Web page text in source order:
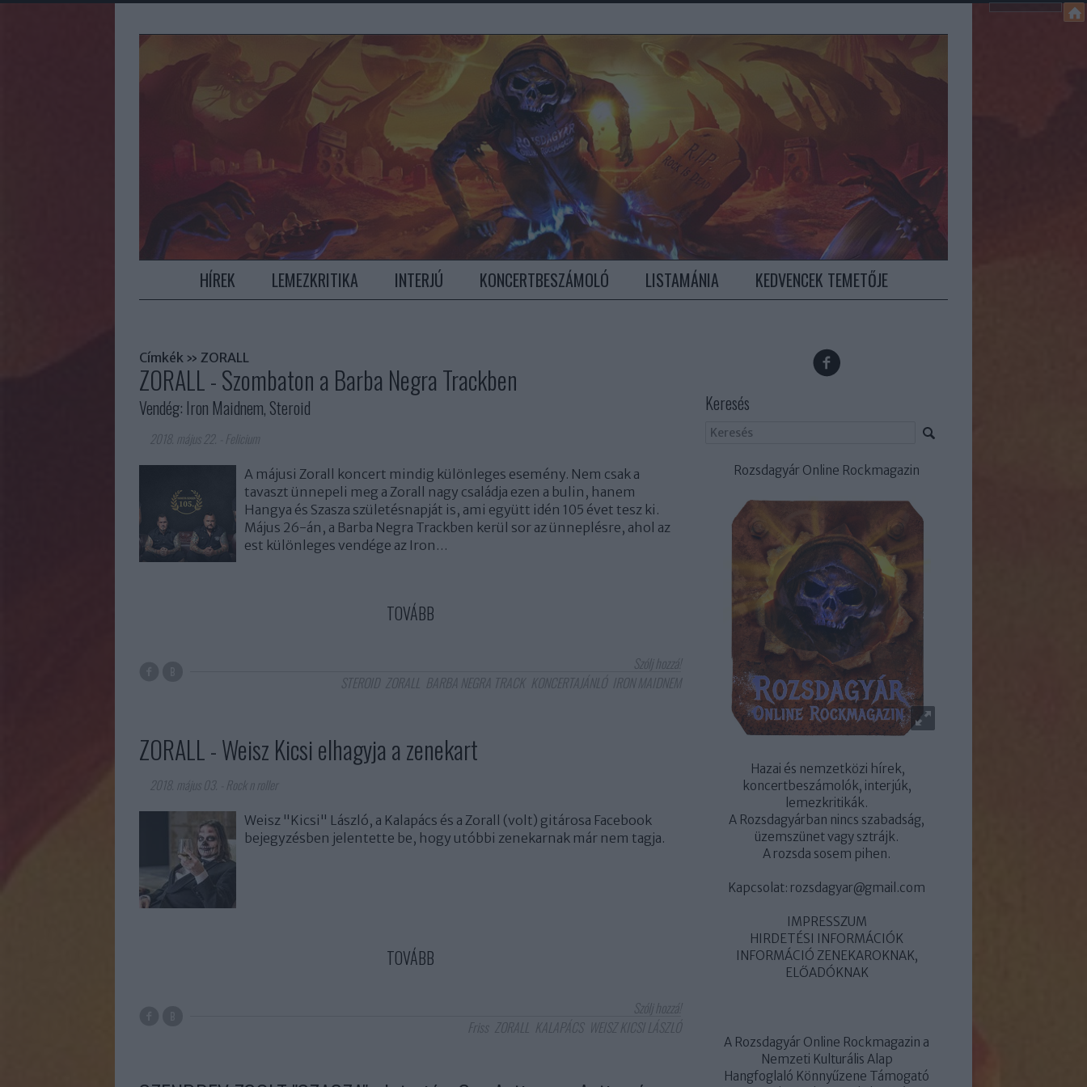
HÍREK LEMEZKRITIKA INTERJÚ KONCERTBESZÁMOLÓ LISTAMÁNIA KEDVENCEK TEMETŐJE
Címkék » ZORALL
ZORALL - Szombaton a Barba Negra Trackben
Vendég: Iron Maidnem, Steroid
2018. május 22. Felicium
A májusi Zorall koncert mindig különleges esemény. Nem csak a
tavaszt ünnepeli meg a Zorall nagy családja ezen a bulin, hanem
Hangya és Szasza születésnapját is, ami együtt idén 105 évet tesz ki.
Május 26-án, a Barba Negra Trackben kerül sor az ünneplésre, ahol az
est különleges vendége az Iron…
TOVÁBB
Szólj hozzá!
STEROID ZORALL BARBA NEGRA TRACK KONCERTAJÁNLÓ IRON MAIDNEM
ZORALL - Weisz Kicsi elhagyja a zenekart
2018. május 03. Rock n roller
Weisz "Kicsi" László, a Kalapács és a Zorall (volt) gitárosa Facebook
bejegyzésben jelentette be, hogy utóbbi zenekarnak már nem tagja.
TOVÁBB
Szólj hozzá!
Friss ZORALL KALAPÁCS WEISZ KICSI LÁSZLÓ
Keresés
Rozsdagyár Online Rockmagazin
Hazai és nemzetközi hírek,
koncertbeszámolók, interjúk,
lemezkritikák.
A Rozsdagyárban nincs szabadság,
üzemszünet vagy sztrájk.
A rozsda sosem pihen.
Kapcsolat: rozsdagyar@gmail.com
IMPRESSZUM
HIRDETÉSI INFORMÁCIÓK
INFORMÁCIÓ ZENEKAROKNAK,
ELŐADÓKNAK
A Rozsdagyár Online Rockmagazin a
Nemzeti Kulturális Alap
Hangfoglaló Könnyűzene Támogató